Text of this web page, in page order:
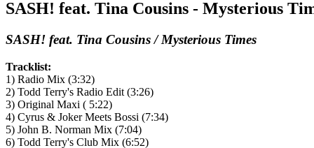
SASH! feat. Tina Cousins - Mysterious
SASH! feat. Tina Cousins / Mysterious Times
Tracklist:
1) Radio Mix (3:32)
2) Todd Terry's Radio Edit (3:26)
3) Original Maxi ( 5:22)
4) Cyrus & Joker Meets Bossi (7:34)
5) John B. Norman Mix (7:04)
6) Todd Terry's Club Mix (6:52)